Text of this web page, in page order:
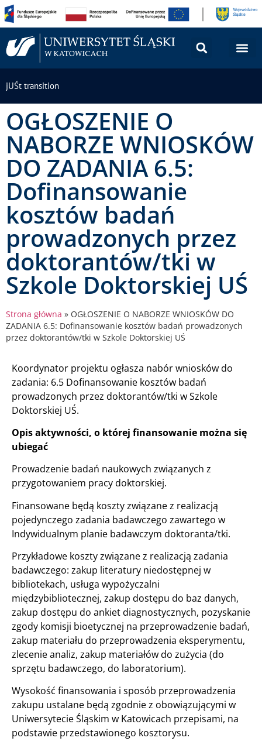
jUŚt transition
OGŁOSZENIE O
NABORZE WNIOSKÓW
DO ZADANIA 6.5:
Dofinansowanie
kosztów badań
prowadzonych przez
doktorantów/tki w
Szkole Doktorskiej UŚ
Strona główna » OGŁOSZENIE O NABORZE WNIOSKÓW DO
ZADANIA 6.5: Dofinansowanie kosztów badań prowadzonych
przez doktorantów/tki w Szkole Doktorskiej UŚ
Koordynator projektu ogłasza nabór wniosków do
zadania: 6.5 Dofinansowanie kosztów badań
prowadzonych przez doktorantów/tki w Szkole
Doktorskiej UŚ.
Opis aktywności, o której finansowanie można się
ubiegać
Prowadzenie badań naukowych związanych z
przygotowaniem pracy doktorskiej.
Finansowane będą koszty związane z realizacją
pojedynczego zadania badawczego zawartego w
Indywidualnym planie badawczym doktoranta/tki.
Przykładowe koszty związane z realizacją zadania
badawczego: zakup literatury niedostępnej w
bibliotekach, usługa wypożyczalni
międzybibliotecznej, zakup dostępu do baz danych,
zakup dostępu do ankiet diagnostycznych, pozyskanie
zgody komisji bioetycznej na przeprowadzenie badań,
zakup materiału do przeprowadzenia eksperymentu,
zlecenie analiz, zakup materiałów do zużycia (do
sprzętu badawczego, do laboratorium).
Wysokość finansowania i sposób przeprowadzenia
zakupu ustalane będą zgodnie z obowiązującymi w
Uniwersytecie Śląskim w Katowicach przepisami, na
podstawie przedstawionego kosztorysu.